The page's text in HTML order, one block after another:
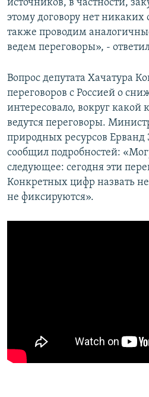
источников, в частности,
этому договору нет
также проводим
ведем переговоры», -
Вопрос депутата Хачатура
переговоров с Россией о
интересовало, вокруг какой
ведутся переговоры.
природных ресурсов Ерванд
сообщил подробностей:
следующее: сегодня эти
Конкретных цифр назвать
не фиксируются».